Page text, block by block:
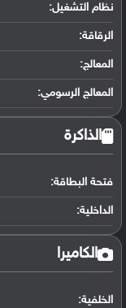
نظام التشغيل:
الرقاقة:
المعالج:
المعالج الرسومي:
الذاكرة
فتحة البطاقة:
الداخلية:
الكاميرا
الخلفية: